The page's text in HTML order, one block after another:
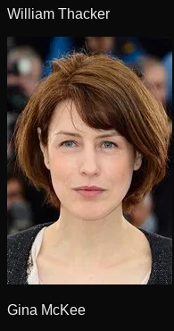
William Thacker
Gina McKee